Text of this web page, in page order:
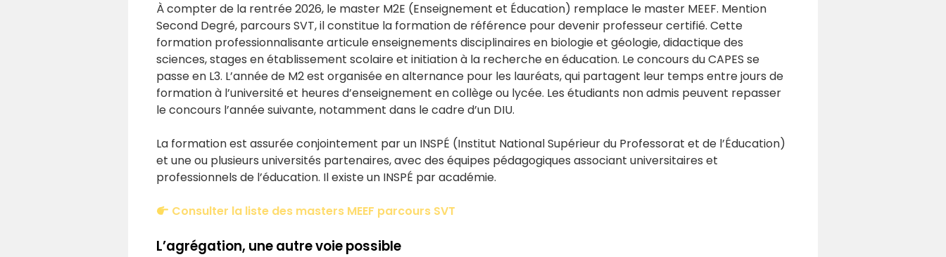
À compter de la rentrée 2026, le master M2E (Enseignement et Éducation) remplace le master MEEF. Mention
Second Degré, parcours SVT, il constitue la formation de référence pour devenir professeur certifié. Cette
formation professionnalisante articule enseignements disciplinaires en biologie et géologie, didactique des
sciences, stages en établissement scolaire et initiation à la recherche en éducation. Le concours du CAPES se
passe en L3. L’année de M2 est organisée en alternance pour les lauréats, qui partagent leur temps entre jours de
formation à l’université et heures d’enseignement en collège ou lycée. Les étudiants non admis peuvent repasser
le concours l’année suivante, notamment dans le cadre d’un DIU.
La formation est assurée conjointement par un INSPÉ (Institut National Supérieur du Professorat et de l’Éducation)
et une ou plusieurs universités partenaires, avec des équipes pédagogiques associant universitaires et
professionnels de l’éducation. Il existe un INSPÉ par académie.
Consulter la liste des masters MEEF parcours SVT
L’agrégation, une autre voie possible